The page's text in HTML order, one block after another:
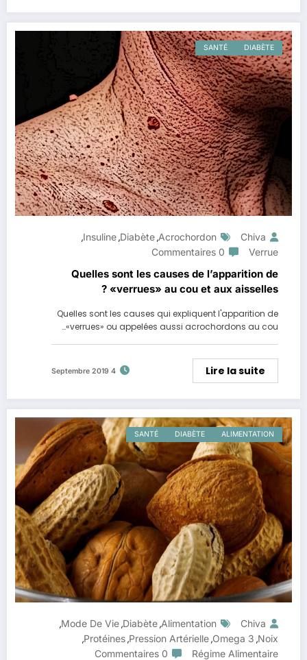
DIABÈTE
SANTÉ
Chiva
Acrochordon
,
Diabète
,
Insuline
,
Verrue
0 Commentaires
Quelles sont les causes de l’apparition de
«verrues» au cou et aux aisselles ?
Quelles sont les causes qui expliquent l'apparition de
«verrues» ou appelées aussi acrochordons au cou…
Lire la suite
4 Septembre 2019
ALIMENTATION
DIABÈTE
SANTÉ
Chiva
Alimentation
,
Diabète
,
Mode De Vie
,
Noix
,
Omega 3
,
Pression Artérielle
,
Protéines
,
Régime Alimentaire
0 Commentaires